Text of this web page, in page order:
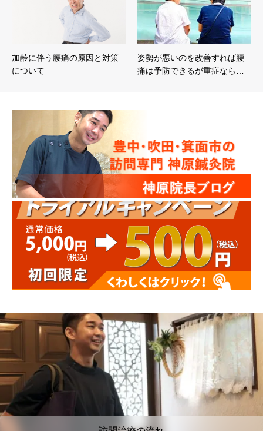
加齢に伴う腰痛の原因と対策
について
姿勢が悪いのを改善すれば腰
痛は予防できるが重症なら…